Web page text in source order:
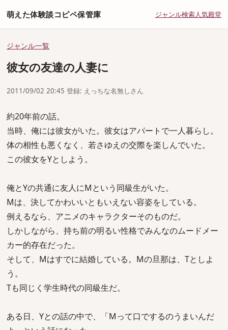
萌えた体験談コピペ保管庫 ジャンル検索人気殿堂
ジャンル一覧
彼女の友達の人妻に
2011/09/02 20:45 登録: えっちな名無しさん
約20年前の話。
当時、俺には彼女がいた。彼女はアパートで一人暮らし。
体の相性も悪くなく、若さゆえの交際を楽しんでいた。
この彼女をYとしよう。
俺とYの共通に友人にMという同級生がいた。
Mは、決してかわいいともいえない容姿をしている。
例えるなら、アニメのキャラクターそのものだ。
しかしながら、持ち前の明るい性格でみんなのムードメー
カー的存在だった。
そして、Mはすでに結婚している。Mの旦那は、Tとしよ
う。
Tも同じく学生時代の同級生だ。
ある日、Yとの話の中で、「Mって口でするのうまいんだ